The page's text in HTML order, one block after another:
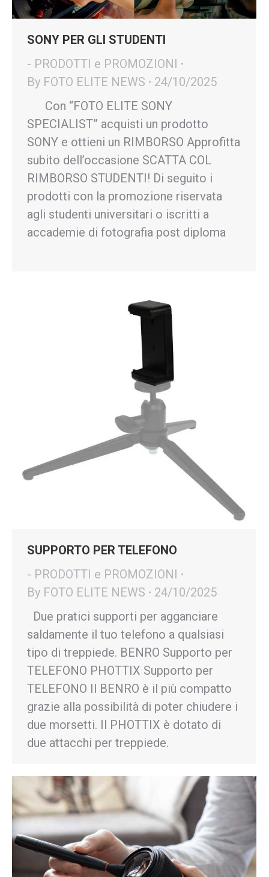
SONY PER GLI STUDENTI
- PRODOTTI e PROMOZIONI
By FOTO ELITE NEWS
24/10/2025
Con “FOTO ELITE SONY
SPECIALIST” acquisti un prodotto
SONY e ottieni un RIMBORSO Approfitta
subito dell’occasione SCATTA COL
RIMBORSO STUDENTI! Di seguito i
prodotti con la promozione riservata
agli studenti universitari o iscritti a
accademie di fotografia post diploma
SUPPORTO PER TELEFONO
- PRODOTTI e PROMOZIONI
By FOTO ELITE NEWS
24/10/2025
Due pratici supporti per agganciare
saldamente il tuo telefono a qualsiasi
tipo di treppiede. BENRO Supporto per
TELEFONO PHOTTIX Supporto per
TELEFONO Il BENRO è il più compatto
grazie alla possibilità di poter chiudere i
due morsetti. Il PHOTTIX è dotato di
due attacchi per treppiede.